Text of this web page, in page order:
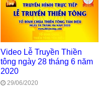
Video Lễ Truyền Thiền
tông ngày 28 tháng 6 năm
2020
29/06/2020